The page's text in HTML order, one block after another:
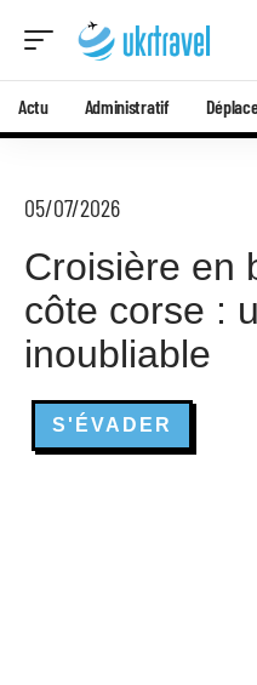
Actu Administratif
05/07/2026
Croisière en
côte corse :
inoubliable
S'ÉVADER